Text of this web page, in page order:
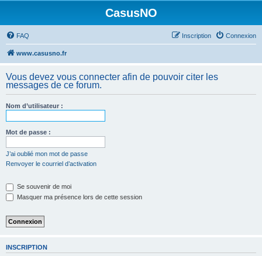
CasusNO
FAQ Connexion
Inscription
www.casusno.fr
Vous devez vous connecter afin de pouvoir citer les
messages de ce forum.
Nom d’utilisateur :
Mot de passe :
J’ai oublié mon mot de passe
Renvoyer le courriel d’activation
Se souvenir de moi
Masquer ma présence lors de cette session
INSCRIPTION